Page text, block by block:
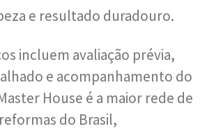
e resultado duradouro.
incluem avaliação prévia,
e acompanhamento do
House é a maior rede de
do Brasil,